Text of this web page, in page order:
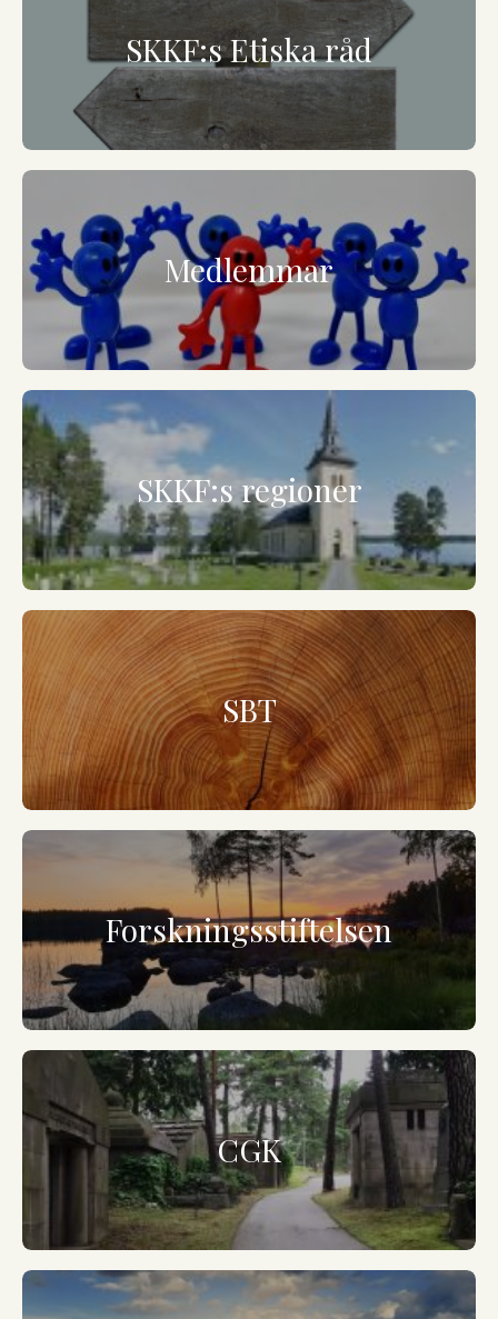
SKKF:s Etiska råd
Medlemmar
SKKF:s regioner
SBT
Forskningsstiftelsen
CGK